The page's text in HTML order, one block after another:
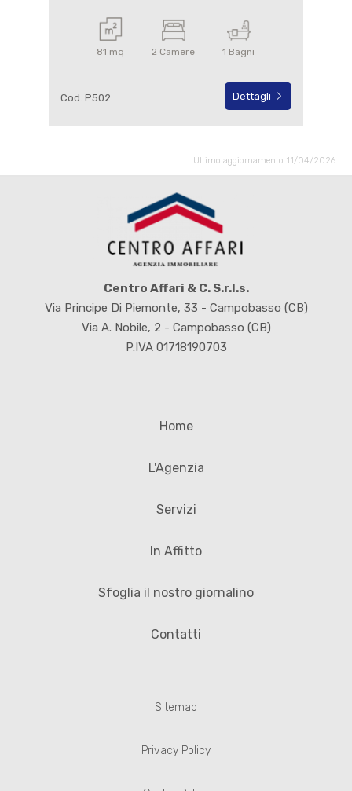
81 mq 2 Camere 1 Bagni
Cod. P502 Dettagli
Ultimo aggiornamento 11/04/2026
Centro Affari & C. S.r.l.s.
Via Principe Di Piemonte, 33 - Campobasso (CB)
Via A. Nobile, 2 - Campobasso (CB)
P.IVA 01718190703
Home
L'Agenzia
Servizi
In Affitto
Sfoglia il nostro giornalino
Contatti
Sitemap
Privacy Policy